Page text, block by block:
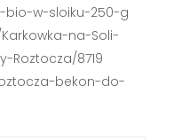
bio-w-sloiku-250-g
na-Soli-
Roztocza/8719
bekon-do-